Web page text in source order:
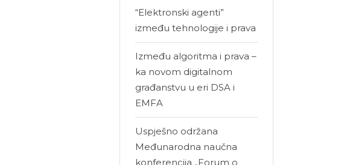
“Elektronski agenti”
između tehnologije i prava
Između algoritma i prava –
ka novom digitalnom
građanstvu u eri DSA i
EMFA
Uspješno održana
Međunarodna naučna
konferencija „Forum o